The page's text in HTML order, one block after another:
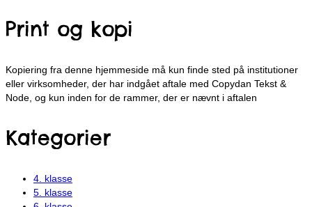
Print og kopi
Kopiering fra denne hjemmeside må kun finde sted på institutioner
eller virksomheder, der har indgået aftale med Copydan Tekst &
Node, og kun inden for de rammer, der er nævnt i aftalen
Kategorier
4. klasse
5. klasse